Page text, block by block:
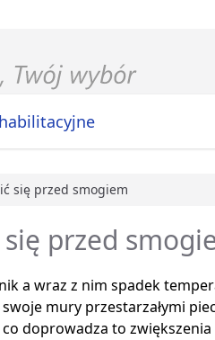
się przed smogiem
się przed
a wraz z nim spadek
mury przestarzałymi
doprowadza to